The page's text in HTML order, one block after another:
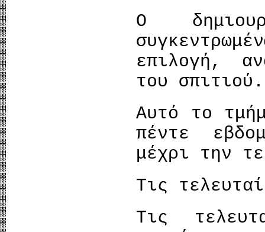
Ο
επιλογή,
του σπιτιού.
Αυτό το
πέντε
μέχρι την
Τις
Τις